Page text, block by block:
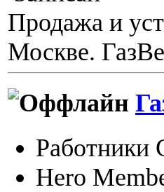
Продажа и
Москве.
Hero